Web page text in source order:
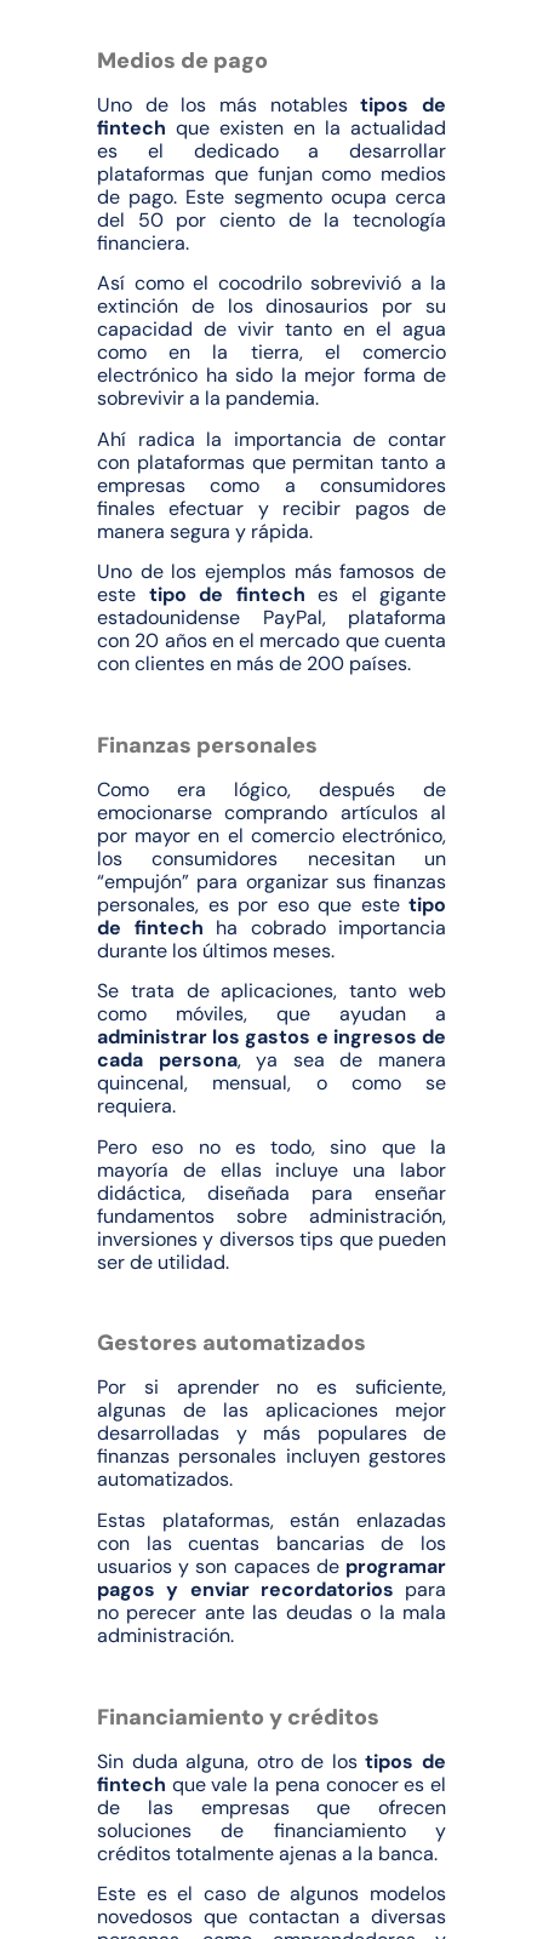
Medios de pago
Uno de los más notablestipos de
fintech que existen en la actualidad
es el dedicado a desarrollar
plataformas que funjan como medios
de pago. Este segmento ocupa cerca
del 50 por ciento de la tecnología
financiera.
Así como el cocodrilo sobrevivió a la
extinción de los dinosaurios por su
capacidad de vivir tanto en el agua
como en la tierra, el comercio
electrónico ha sido la mejor forma de
sobrevivir a la pandemia.
Ahí radica la importancia de contar
con plataformas que permitan tanto a
empresas como a consumidores
finales efectuar y recibir pagos de
manera segura y rápida.
Uno de los ejemplos más famosos de
este tipo de fintech es el gigante
estadounidense PayPal, plataforma
con 20 años en el mercado que cuenta
con clientes en más de 200 países.
Finanzas personales
Como era lógico, después de
emocionarse comprando artículos al
por mayor en el comercio electrónico,
los consumidores necesitan un
“empujón” para organizar sus finanzas
personales, es por eso que estetipo
de fintech ha cobrado importancia
durante los últimos meses.
Se trata de aplicaciones, tanto web
como móviles, que ayudan a
administrar los gastos e ingresos de
cada persona,ya sea de manera
quincenal, mensual, o como se
requiera.
Pero eso no es todo, sino que la
mayoría de ellas incluye una labor
didáctica, diseñada para enseñar
fundamentos sobre administración,
inversiones y diversos tips que pueden
ser de utilidad.
Gestores automatizados
Por si aprender no es suficiente,
algunas de las aplicaciones mejor
desarrolladas y más populares de
finanzas personales incluyen gestores
automatizados.
Estas plataformas, están enlazadas
con las cuentas bancarias de los
usuarios y son capaces de programar
pagos y enviar recordatorios para
no perecer ante las deudas o la mala
administración.
Financiamiento y créditos
Sin duda alguna, otro de lostipos de
fintech que vale la pena conocer es el
de las empresas que ofrecen
soluciones de financiamiento y
créditos totalmente ajenas a la banca.
Este es el caso de algunos modelos
novedosos que contactan a diversas